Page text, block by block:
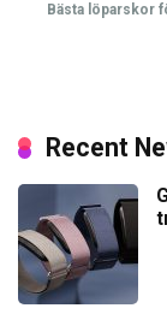
Bästa löparskor
Recent